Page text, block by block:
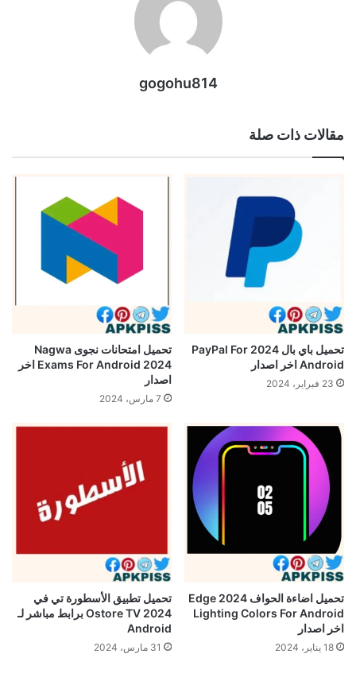
gogohu814
مقالات ذات صلة
تحميل باي بال 2024 PayPal For
Android اخر اصدار
23 فبراير، 2024
تحميل امتحانات نجوى Nagwa
Exams For Android 2024 اخر
اصدار
7 مارس، 2024
تحميل اضاءة الحواف 2024 Edge
Lighting Colors For Android
اخر اصدار
18 يناير، 2024
تحميل تطبيق الأسطورة تي في
Ostore TV 2024 برابط مباشر لـ
Android
31 مارس، 2024